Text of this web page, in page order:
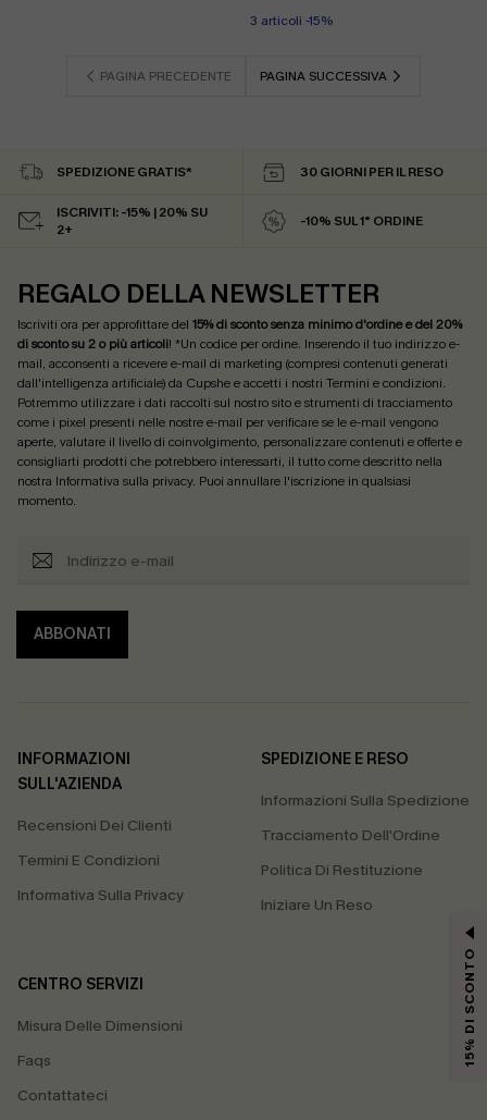
3 articoli -15%
PAGINA PRECEDENTE PAGINA SUCCESSIVA
SPEDIZIONE GRATIS* 30 GIORNI PER IL RESO
ISCRIVITI: -15% | 20% SU
2+
-10% SUL 1° ORDINE
REGALO DELLA NEWSLETTER
Iscriviti ora per approfittare del 15% di sconto senza minimo d'ordine e del 20%
di sconto su 2 o più articoli! *Un codice per ordine. Inserendo il tuo indirizzo e-
mail, acconsenti a ricevere e-mail di marketing (compresi contenuti generati
dall'intelligenza artificiale) da Cupshe e accetti i nostri Termini e condizioni.
Potremmo utilizzare i dati raccolti sul nostro sito e strumenti di tracciamento
come i pixel presenti nelle nostre e-mail per verificare se le e-mail vengono
aperte, valutare il livello di coinvolgimento, personalizzare contenuti e offerte e
consigliarti prodotti che potrebbero interessarti, il tutto come descritto nella
nostra Informativa sulla privacy. Puoi annullare l'iscrizione in qualsiasi
momento.
ABBONATI
INFORMAZIONI
SULL'AZIENDA
Recensioni Dei Clienti
Termini E Condizioni
Informativa Sulla Privacy
SPEDIZIONE E RESO
Informazioni Sulla Spedizione
Tracciamento Dell'Ordine
Politica Di Restituzione
Iniziare Un Reso
CENTRO SERVIZI
Misura Delle Dimensioni
Faqs
Contattateci
15% DI SCONTO